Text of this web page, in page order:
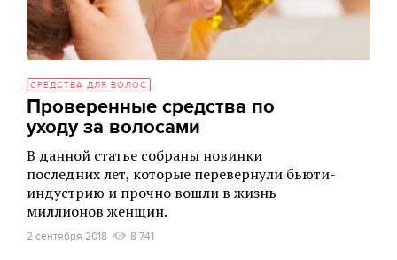
СРЕДСТВА ДЛЯ ВОЛОС
Проверенные средства по
уходу за волосами
В данной статье собраны новинки
последних лет, которые перевернули бьюти-
индустрию и прочно вошли в жизнь
миллионов женщин.
2 сентября 2018 8 741